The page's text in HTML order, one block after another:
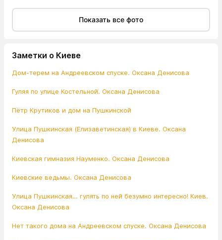
Показать все фото
Заметки о Киеве
Дом-терем на Андреевском спуске. Оксана Денисова
Гуляя по улице Костельной. Оксана Денисова
Пётр Крутиков и дом на Пушкинской
Улица Пушкинская (Елизаветинская) в Киеве. Оксана
Денисова
Киевская гимназия Науменко. Оксана Денисова
Киевские ведьмы. Оксана Денисова
Улица Пушкинская… гулять по ней безумно интересно! Киев.
Оксана Денисова
Нет такого дома на Андреевском спуске. Оксана Денисова